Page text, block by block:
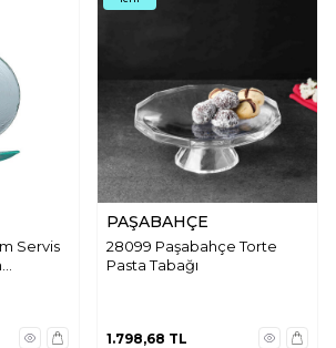
Servis
PAŞABAHÇE
28099 Paşabahçe Torte
Pasta Tabağı
1.798,68 TL